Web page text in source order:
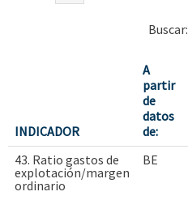
Buscar:
INDICADOR
A
partir
de
datos
de:
43. Ratio gastos de
explotación/margen
ordinario
BE